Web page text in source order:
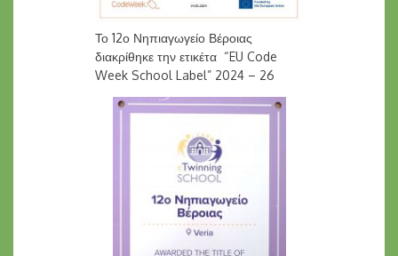
Το 12ο Νηπιαγωγείο Βέροιας
διακρίθηκε την ετικέτα “EU Code
Week School Label” 2024 – 26